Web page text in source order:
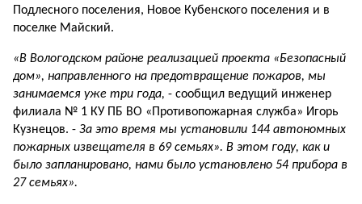
Подлесного поселения, Новое Кубенского поселения и в
поселке Майский.
«В Вологодском районе реализацией проекта «Безопасный
дом», направленного на предотвращение пожаров, мы
занимаемся уже три года, -­ сообщил ведущий инженер
филиала № 1 КУ ПБ ВО «Противопожарная служба» Игорь
Кузнецов. - За это время мы установили 144 автономных
пожарных извещателя в 69 семьях». В этом году, как и
было запланировано, нами было установлено 54 прибора в
27 семьях».